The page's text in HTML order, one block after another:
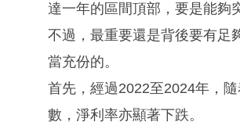
達一年的區間頂部，要是能夠
不過，最重要還是背後要有足
當充份的。
首先，經過2022至2024年，
數，淨利率亦顯著下跌。